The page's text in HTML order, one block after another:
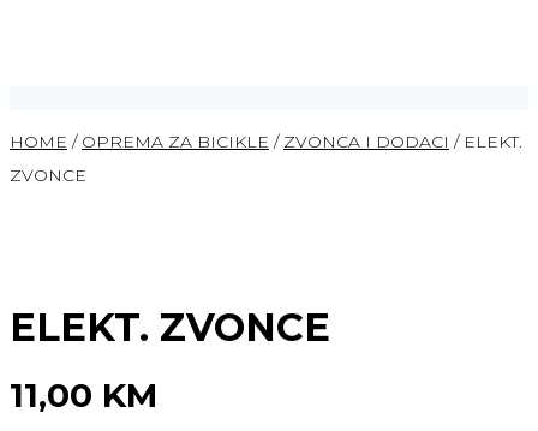
HOME / OPREMA ZA BICIKLE / ZVONCA I DODACI / ELEKT.
ZVONCE
ELEKT. ZVONCE
11,00 KM